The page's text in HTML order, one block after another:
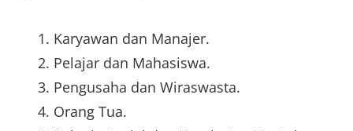
Karyawan dan Manajer.
Pelajar dan Mahasiswa.
Pengusaha dan Wiraswasta.
Orang Tua.